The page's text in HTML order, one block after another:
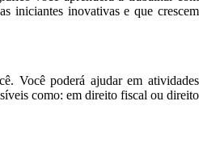
iniciantes inovativas e que crescem
Você poderá ajudar em atividades
como: em direito fiscal ou direito